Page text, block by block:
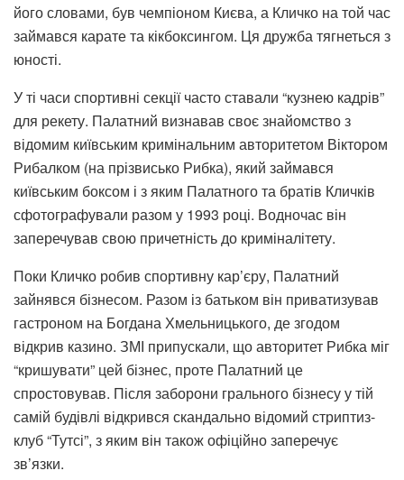
його словами, був чемпіоном Києва, а Кличко на той час
займався карате та кікбоксингом. Ця дружба тягнеться з
юності.
У ті часи спортивні секції часто ставали “кузнею кадрів”
для рекету. Палатний визнавав своє знайомство з
відомим київським кримінальним авторитетом Віктором
Рибалком (на прізвисько Рибка), який займався
київським боксом і з яким Палатного та братів Кличків
сфотографували разом у 1993 році. Водночас він
заперечував свою причетність до криміналітету.
Поки Кличко робив спортивну кар’єру, Палатний
зайнявся бізнесом. Разом із батьком він приватизував
гастроном на Богдана Хмельницького, де згодом
відкрив казино. ЗМІ припускали, що авторитет Рибка міг
“кришувати” цей бізнес, проте Палатний це
спростовував. Після заборони грального бізнесу у тій
самій будівлі відкрився скандально відомий стриптиз-
клуб “Тутсі”, з яким він також офіційно заперечує
зв’язки.